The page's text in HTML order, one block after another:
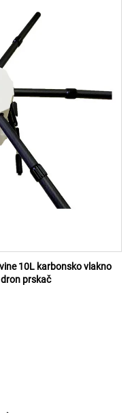
10L karbonsko vlakno
prskač